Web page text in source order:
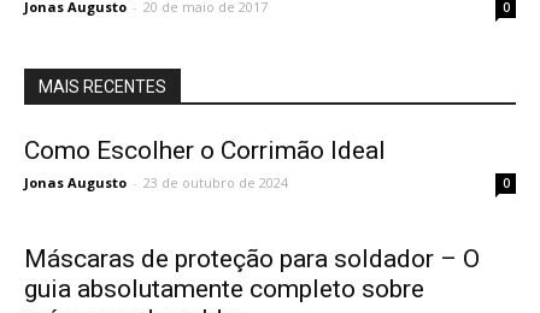
Jonas Augusto - 20 de maio de 2017 0
MAIS RECENTES
Como Escolher o Corrimão Ideal
Jonas Augusto - 23 de outubro de 2024 0
Máscaras de proteção para soldador – O
guia absolutamente completo sobre